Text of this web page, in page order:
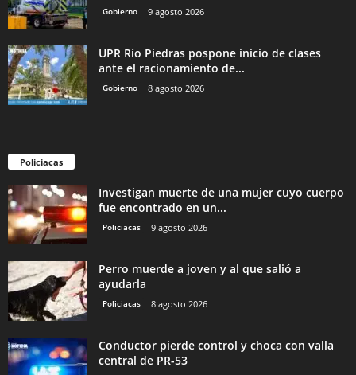
Gobierno 9 agosto 2026
UPR Río Piedras pospone inicio de clases
ante el racionamiento de...
Gobierno 8 agosto 2026
Policiacas
Investigan muerte de una mujer cuyo cuerpo
fue encontrado en un...
Policiacas 9 agosto 2026
Perro muerde a joven y al que salió a
ayudarla
Policiacas 8 agosto 2026
Conductor pierde control y choca con valla
central de PR-53